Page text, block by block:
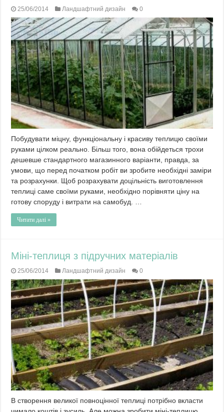
25/06/2014 Ландшафтний дизайн 0
Побудувати міцну, функціональну і красиву теплицю своїми
руками цілком реально. Більш того, вона обійдеться трохи
дешевше стандартного магазинного варіанти, правда, за
умови, що перед початком робіт ви зробите необхідні заміри
та розрахунки. Щоб розрахувати доцільність виготовлення
теплиці саме своїми руками, необхідно порівняти ціну на
готову споруду і витрати на самобуд. …
Читати далі »
Міні-теплиця з підручних матеріалів
25/06/2014 Ландшафтний дизайн 0
В створення великої повноцінної теплиці потрібно вкласти